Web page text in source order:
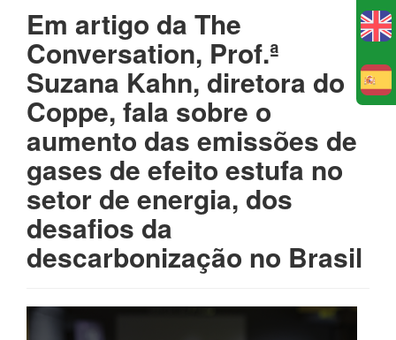
Em artigo da The
Conversation, Prof.ª
Suzana Kahn, diretora do
Coppe, fala sobre o
aumento das emissões de
gases de efeito estufa no
setor de energia, dos
desafios da
descarbonização no Brasil